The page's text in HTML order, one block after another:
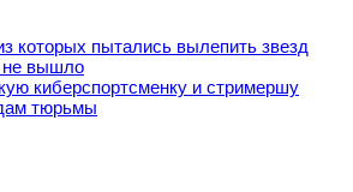
которых пытались вылепить звезд
не вышло
киберспортсменку и стримершу
тюрьмы